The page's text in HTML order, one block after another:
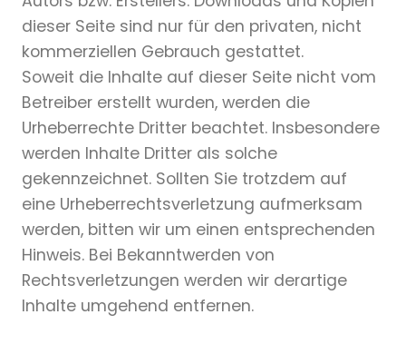
dieser Seite sind nur für den privaten, nicht
kommerziellen Gebrauch gestattet.
Soweit die Inhalte auf dieser Seite nicht vom
Betreiber erstellt wurden, werden die
Urheberrechte Dritter beachtet. Insbesondere
werden Inhalte Dritter als solche
gekennzeichnet. Sollten Sie trotzdem auf
eine Urheberrechtsverletzung aufmerksam
werden, bitten wir um einen entsprechenden
Hinweis. Bei Bekanntwerden von
Rechtsverletzungen werden wir derartige
Inhalte umgehend entfernen.